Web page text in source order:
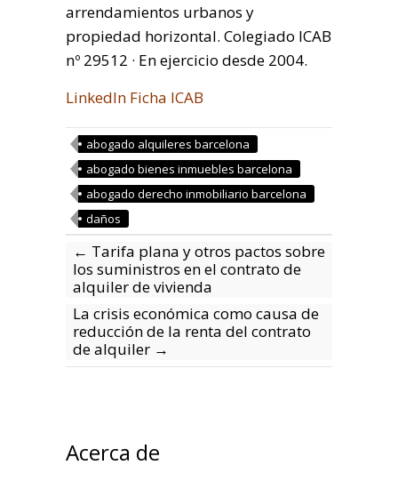
arrendamientos urbanos y
propiedad horizontal. Colegiado ICAB
nº 29512 · En ejercicio desde 2004.
LinkedIn Ficha ICAB
abogado alquileres barcelona
abogado bienes inmuebles barcelona
abogado derecho inmobiliario barcelona
daños
← Tarifa plana y otros pactos sobre
los suministros en el contrato de
alquiler de vivienda
La crisis económica como causa de
reducción de la renta del contrato
de alquiler →
Acerca de